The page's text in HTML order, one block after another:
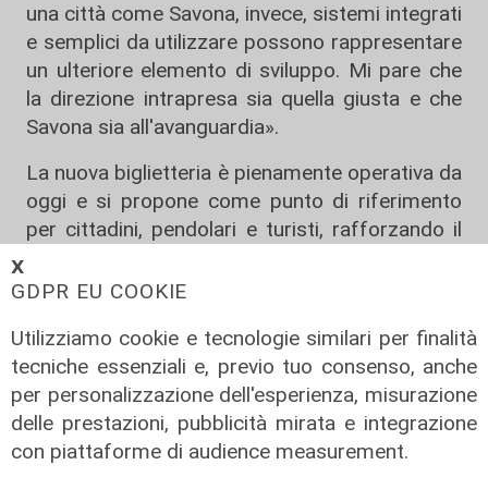
𝗫
GDPR EU COOKIE
Utilizziamo cookie e tecnologie similari per finalità
tecniche essenziali e, previo tuo consenso, anche
per personalizzazione dell'esperienza, misurazione
delle prestazioni, pubblicità mirata e integrazione
con piattaforme di audience measurement.
una città come Savona, invece, sistemi integrati
e semplici da utilizzare possono rappresentare
un ulteriore elemento di sviluppo. Mi pare che
la direzione intrapresa sia quella giusta e che
Savona sia all'avanguardia».
La nuova biglietteria è pienamente operativa da
oggi e si propone come punto di riferimento
per cittadini, pendolari e turisti, rafforzando il
nodo centrale della mobilità integrata
Per restare sempre aggiornati sulle principali
notizie sulla Liguria seguiteci sul canale
Telenord, su
Whatsapp, suInstagram,su
Youtubee suFacebook.